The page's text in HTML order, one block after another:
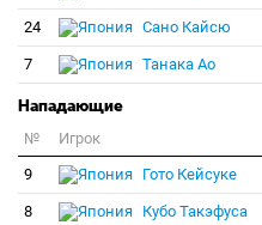
24 Сано Кайсю
7 Танака Ао
Нападающие
№ Игрок
9
Гото Кейсуке
8 Кубо Такэфуса